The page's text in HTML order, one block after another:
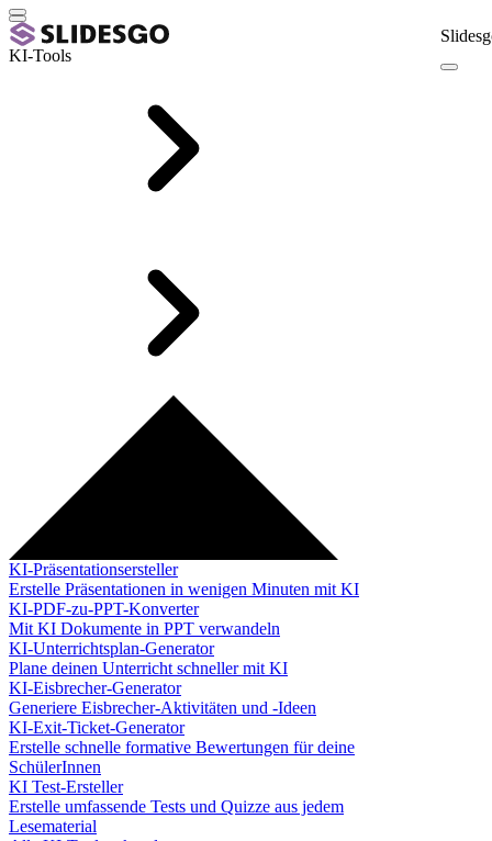
KI-Tools
KI-Präsentationsersteller
Erstelle Präsentationen in wenigen Minuten mit KI
KI-PDF-zu-PPT-Konverter
Mit KI Dokumente in PPT verwandeln
KI-Unterrichtsplan-Generator
Plane deinen Unterricht schneller mit KI
KI-Eisbrecher-Generator
Generiere Eisbrecher-Aktivitäten und -Ideen
KI-Exit-Ticket-Generator
Erstelle schnelle formative Bewertungen für deine
SchülerInnen
KI Test-Ersteller
Erstelle umfassende Tests und Quizze aus jedem
Lesematerial